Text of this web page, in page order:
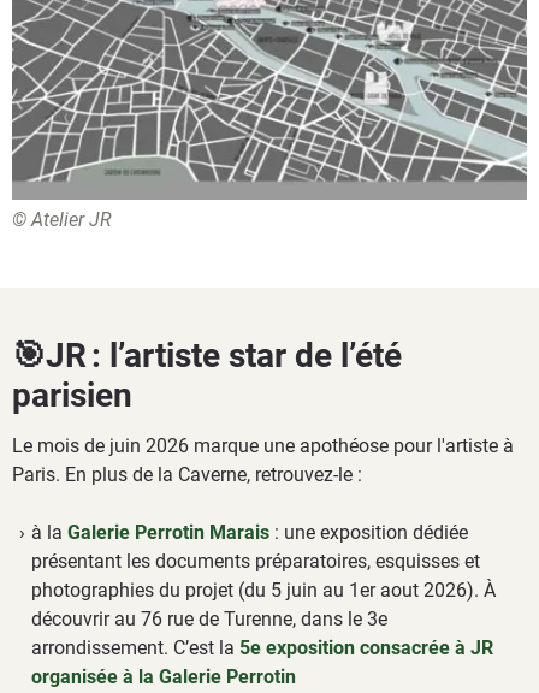
© Atelier JR
🎯JR : l’artiste star de l’été
parisien
Le mois de juin 2026 marque une apothéose pour l'artiste à
Paris. En plus de la Caverne, retrouvez-le :
à la Galerie Perrotin Marais : une exposition dédiée
présentant les documents préparatoires, esquisses et
photographies du projet (du 5 juin au 1er aout 2026). À
découvrir au 76 rue de Turenne, dans le 3e
arrondissement. C’est la 5e exposition consacrée à JR
organisée à la Galerie Perrotin